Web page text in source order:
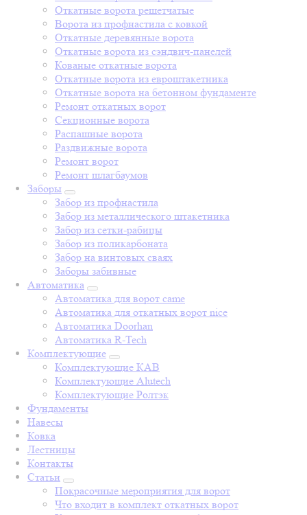
Откатные ворота решетчатые
Ворота из профнастила с ковкой
Откатные деревянные ворота
Откатные ворота из сэндвич-панелей
Кованые откатные ворота
Откатные ворота из евроштакетника
Откатные ворота на бетонном фундаменте
Ремонт откатных ворот
Секционные ворота
Распашные ворота
Раздвижные ворота
Ремонт ворот
Ремонт шлагбаумов
Заборы
Забор из профнастила
Забор из металлического штакетника
Забор из сетки-рабицы
Забор из поликарбоната
Забор на винтовых сваях
Заборы забивные
Автоматика
Автоматика для ворот came
Автоматика для откатных ворот nice
Автоматика Doorhan
Автоматика R-Tech
Комплектующие
Комплектующие КАВ
Комплектующие Alutech
Комплектующие Ролтэк
Фундаменты
Навесы
Ковка
Лестницы
Контакты
Статьи
Покрасочные мероприятия для ворот
Что входит в комплект откатных ворот